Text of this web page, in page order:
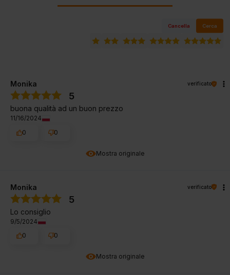
Cancella Cerca
Mostra originale
Monika verificato
5
buona qualità ad un buon prezzo
11/16/2024
0
0
Mostra originale
Monika verificato
5
Lo consiglio
9/5/2024
0
0